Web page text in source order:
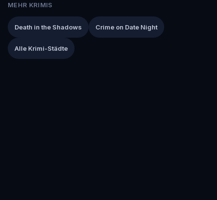
MEHR KRIMIS
Death in the Shadows Crime on Date Night
Alle Krimi-Städte